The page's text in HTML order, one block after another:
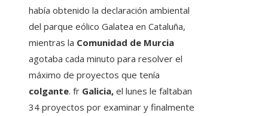
había obtenido la declaración ambiental
del parque eólico Galatea en Cataluña,
mientras la Comunidad de Murcia
agotaba cada minuto para resolver el
máximo de proyectos que tenía
colgante. fr Galicia, el lunes le faltaban
34 proyectos por examinar y finalmente